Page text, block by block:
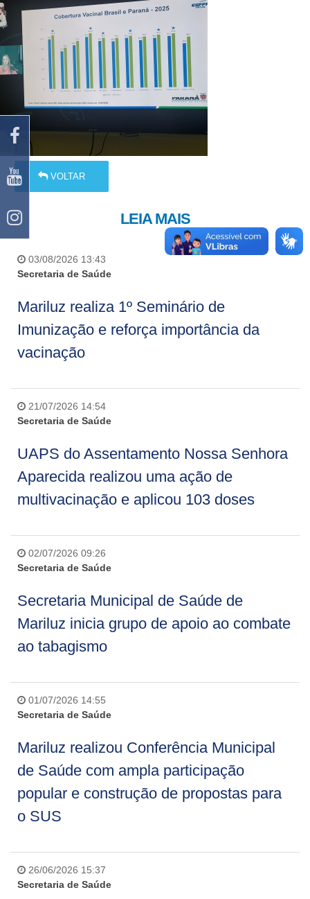
VOLTAR
LEIA MAIS
03/08/2026 13:43
Secretaria de Saúde
Mariluz realiza 1º Seminário de
Imunização e reforça importância da
vacinação
21/07/2026 14:54
Secretaria de Saúde
UAPS do Assentamento Nossa Senhora
Aparecida realizou uma ação de
multivacinação e aplicou 103 doses
02/07/2026 09:26
Secretaria de Saúde
Secretaria Municipal de Saúde de
Mariluz inicia grupo de apoio ao combate
ao tabagismo
01/07/2026 14:55
Secretaria de Saúde
Mariluz realizou Conferência Municipal
de Saúde com ampla participação
popular e construção de propostas para
o SUS
26/06/2026 15:37
Secretaria de Saúde